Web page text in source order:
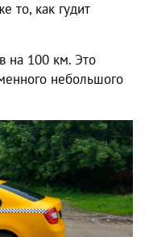
то, как гудит
на 100 км. Это
небольшого